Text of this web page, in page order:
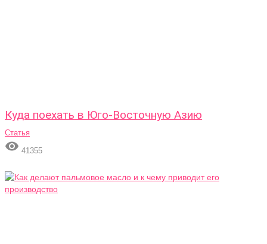
Куда поехать в Юго-Восточную Азию
Статья
 41355